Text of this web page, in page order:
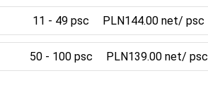
11 - 49 psc PLN144.00 net/ psc
50 - 100 psc PLN139.00 net/ psc